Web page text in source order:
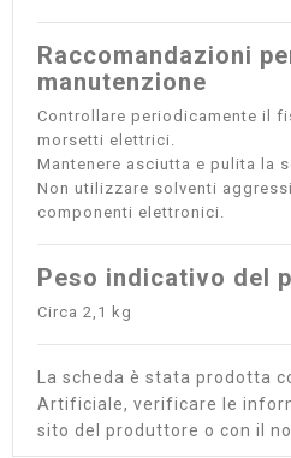
Raccomandazioni
manutenzione
Controllare periodicamente il
morsetti elettrici.
Mantenere asciutta e pulita la
Non utilizzare solventi
componenti elettronici.
Peso indicativo del
Circa 2,1 kg
La scheda è stata prodotta
Artificiale, verificare le
sito del produttore o con il